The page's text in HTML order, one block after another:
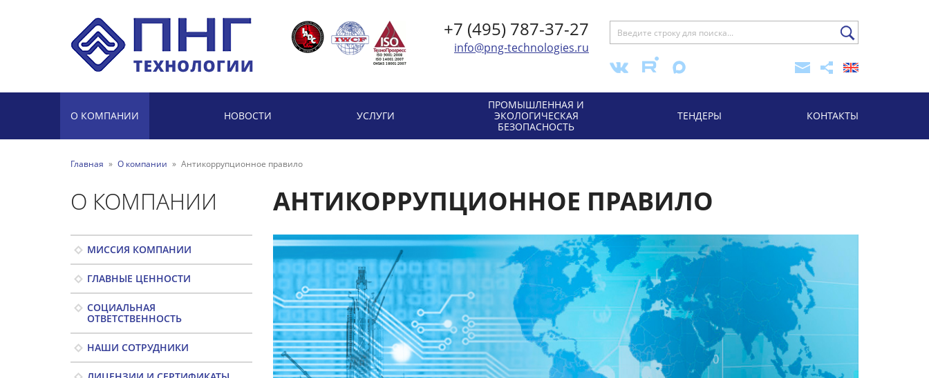
+7 (495) 787-37-27
info@png-technologies.ru
О КОМПАНИИ НОВОСТИ УСЛУГИ
ПРОМЫШЛЕННАЯ И
ЭКОЛОГИЧЕСКАЯ
БЕЗОПАСНОСТЬ
ТЕНДЕРЫ КОНТАКТЫ
Главная » О компании » Антикоррупционное правило
О КОМПАНИИ
МИССИЯ КОМПАНИИ
ГЛАВНЫЕ ЦЕННОСТИ
СОЦИАЛЬНАЯ
ОТВЕТСТВЕННОСТЬ
НАШИ СОТРУДНИКИ
АНТИКОРРУПЦИОННОЕ ПРАВИЛО